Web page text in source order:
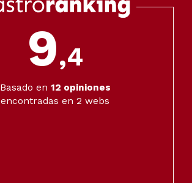
9,4
Basado en 12 opiniones
encontradas en 2 webs